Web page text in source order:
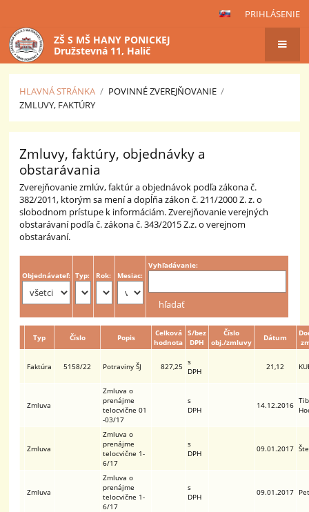
PRIHLÁSENIE
ZŠ S MŠ HANY PONICKEJ
Družstevná 11, Halič
HLAVNÁ STRÁNKA / POVINNÉ ZVEREJŇOVANIE /
ZMLUVY, FAKTÚRY
faktúry
Zmluvy, faktúry, objednávky a
obstarávania
Zverejňovanie zmlúv, faktúr a objednávok podľa zákona č.
382/2011, ktorým sa mení a dopĺňa zákon č. 211/2000 Z. z. o
slobodnom prístupe k informáciám. Zverejňovanie verejných
obstarávaní podľa č. zákona č. 343/2015 Z.z. o verejnom
obstarávaní.
Objednávateľ: Typ: Rok: Mesiac:
Vyhľadávanie:
Typ Číslo Popis
Celková
hodnota
S/bez
DPH
Číslo
obj./zmluvy
Dátum
Faktúra 5158/22 Potraviny ŠJ 827,25 s
DPH
21,12
Zmluva
Zmluva o
prenájme
telocvične 01
-03/17
s
DPH
14.12.2016
Zmluva
Zmluva o
prenájme
telocvične 1-
6/17
s
DPH
09.01.2017
Zmluva
Zmluva o
prenájme
telocvične 1-
6/17
s
DPH
09.01.2017